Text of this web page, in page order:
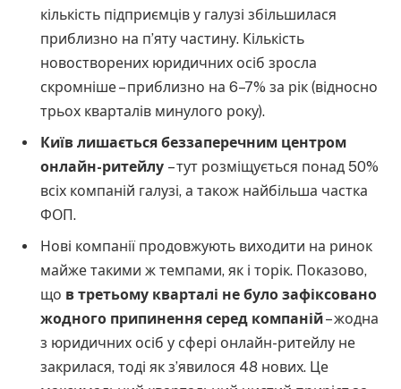
кількість підприємців у галузі збільшилася
приблизно на п’яту частину. Кількість
новостворених юридичних осіб зросла
скромніше – приблизно на 6–7% за рік (відносно
трьох кварталів минулого року).
Київ лишається беззаперечним центром
онлайн-ритейлу – тут розміщується понад 50%
всіх компаній галузі, а також найбільша частка
ФОП.
Нові компанії продовжують виходити на ринок
майже такими ж темпами, як і торік. Показово,
що в третьому кварталі не було зафіксовано
жодного припинення серед компаній– жодна
з юридичних осіб у сфері онлайн-ритейлу не
закрилася, тоді як з’явилося 48 нових. Це